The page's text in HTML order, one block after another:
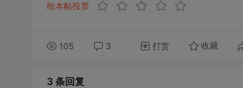
给本帖投票
105 3 打赏 收藏
3 条回复